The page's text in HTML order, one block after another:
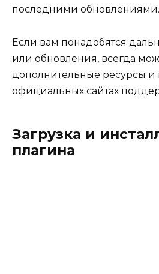
последними обновлениями.
Если вам понадобятся
или обновления, всегда
дополнительные ресурсы и
официальных сайтах
Загрузка и
плагина